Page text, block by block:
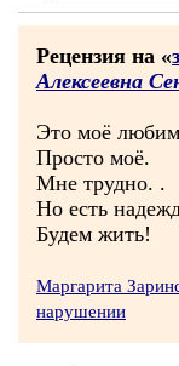
Рецензия на «
Алексеевна
Это моё
Просто моё.
Мне трудно. .
Но есть
Будем жить!
Маргарита
нарушении